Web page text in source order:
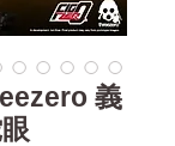
義